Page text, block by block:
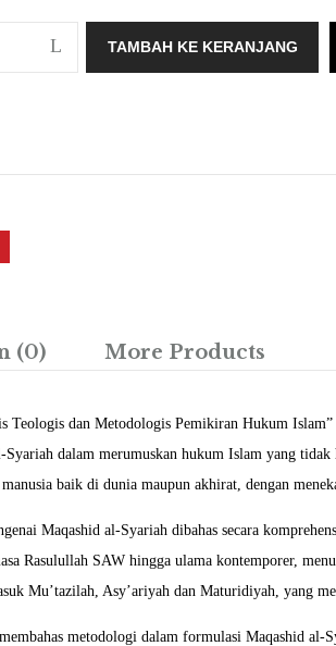
TAMBAH KE KERANJANG
(0) More Products
Teologis dan Metodologis Pemikiran Hukum
Syariah dalam merumuskan hukum Islam yang
baik di dunia maupun akhirat, dengan
Maqashid al-Syariah dibahas secara
Rasulullah SAW hingga ulama kontemporer,
Mu’tazilah, Asy’ariyah dan Maturidiyah, yang
metodologi dalam formulasi Maqashid